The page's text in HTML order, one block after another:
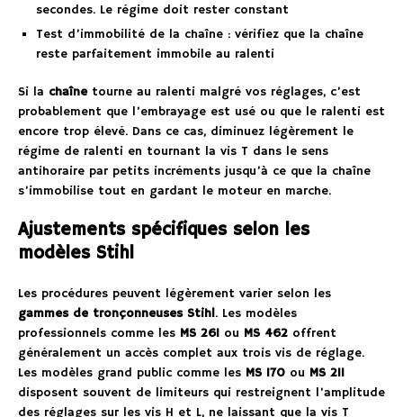
secondes. Le régime doit rester constant
Test d’immobilité de la chaîne : vérifiez que la chaîne
reste parfaitement immobile au ralenti
Si la chaînetourne au ralenti malgré vos réglages, c’est
probablement que l’embrayage est usé ou que le ralenti est
encore trop élevé. Dans ce cas, diminuez légèrement le
régime de ralenti en tournant la vis T dans le sens
antihoraire par petits incréments jusqu’à ce que la chaîne
s’immobilise tout en gardant le moteur en marche.
Ajustements spécifiques selon les
modèles Stihl
Les procédures peuvent légèrement varier selon les
gammes de tronçonneuses Stihl. Les modèles
professionnels comme les MS 261 ou MS 462 offrent
généralement un accès complet aux trois vis de réglage.
Les modèles grand public comme les MS 170 ou MS 211
disposent souvent de limiteurs qui restreignent l’amplitude
des réglages sur les vis H et L, ne laissant que la vis T